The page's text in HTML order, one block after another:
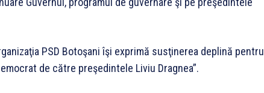
PSD Botoşani îşi exprimă susţinerea deplină pentru
de către preşedintele Liviu Dragnea”.